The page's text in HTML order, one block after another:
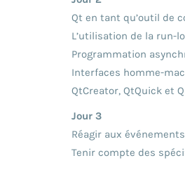
Qt en tant qu’outil de
L’utilisation de la run-
Programmation
Interfaces homme-
QtCreator, QtQuick et
Jour 3
Réagir aux événements
Tenir compte des